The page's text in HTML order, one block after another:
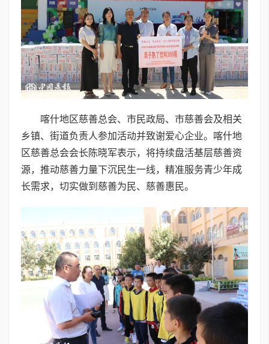
喀什地区慈善总会、市民政局、市慈善会及相关
乡镇、街道负责人参加活动并致谢爱心企业。喀什地
区慈善总会会长陈晓军表示，将持续盘活基层慈善资
源，推动慈善力量下沉民生一线，精准服务青少年成
长需求，切实做到慈善为民、慈善惠民。